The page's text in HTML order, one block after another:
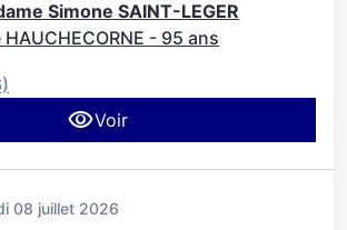
Simone SAINT-LEGER
HAUCHECORNE - 95 ans
Voir
08 juillet 2026